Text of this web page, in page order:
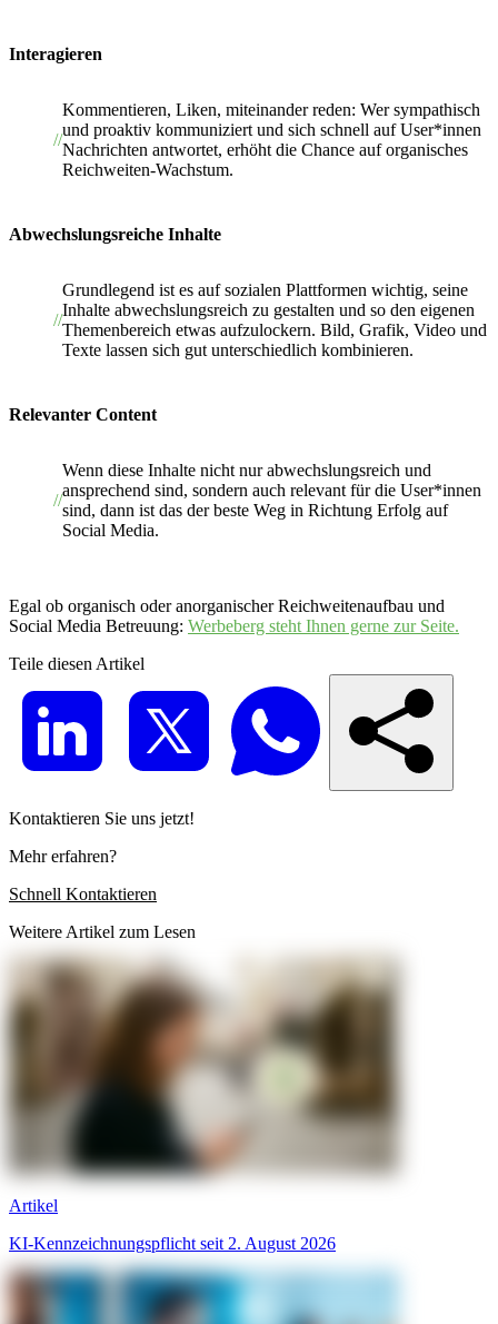
Interagieren
Kommentieren, Liken, miteinander reden: Wer sympathisch
und proaktiv kommuniziert und sich schnell auf User*innen
Nachrichten antwortet, erhöht die Chance auf organisches
Reichweiten-Wachstum.
Abwechslungsreiche Inhalte
Grundlegend ist es auf sozialen Plattformen wichtig, seine
Inhalte abwechslungsreich zu gestalten und so den eigenen
Themenbereich etwas aufzulockern. Bild, Grafik, Video und
Texte lassen sich gut unterschiedlich kombinieren.
Relevanter Content
Wenn diese Inhalte nicht nur abwechslungsreich und
ansprechend sind, sondern auch relevant für die User*innen
sind, dann ist das der beste Weg in Richtung Erfolg auf
Social Media.
Egal ob organisch oder anorganischer Reichweitenaufbau und
Social Media Betreuung: Werbeberg steht Ihnen gerne zur Seite.
Teile diesen Artikel
Kontaktieren Sie uns jetzt!
Mehr erfahren?
Schnell Kontaktieren
Weitere Artikel zum Lesen
Artikel
KI-Kennzeichnungspflicht seit 2. August 2026